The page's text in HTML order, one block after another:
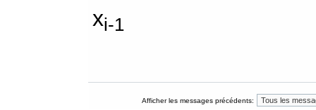
xi-1
Afficher les messages précédents: